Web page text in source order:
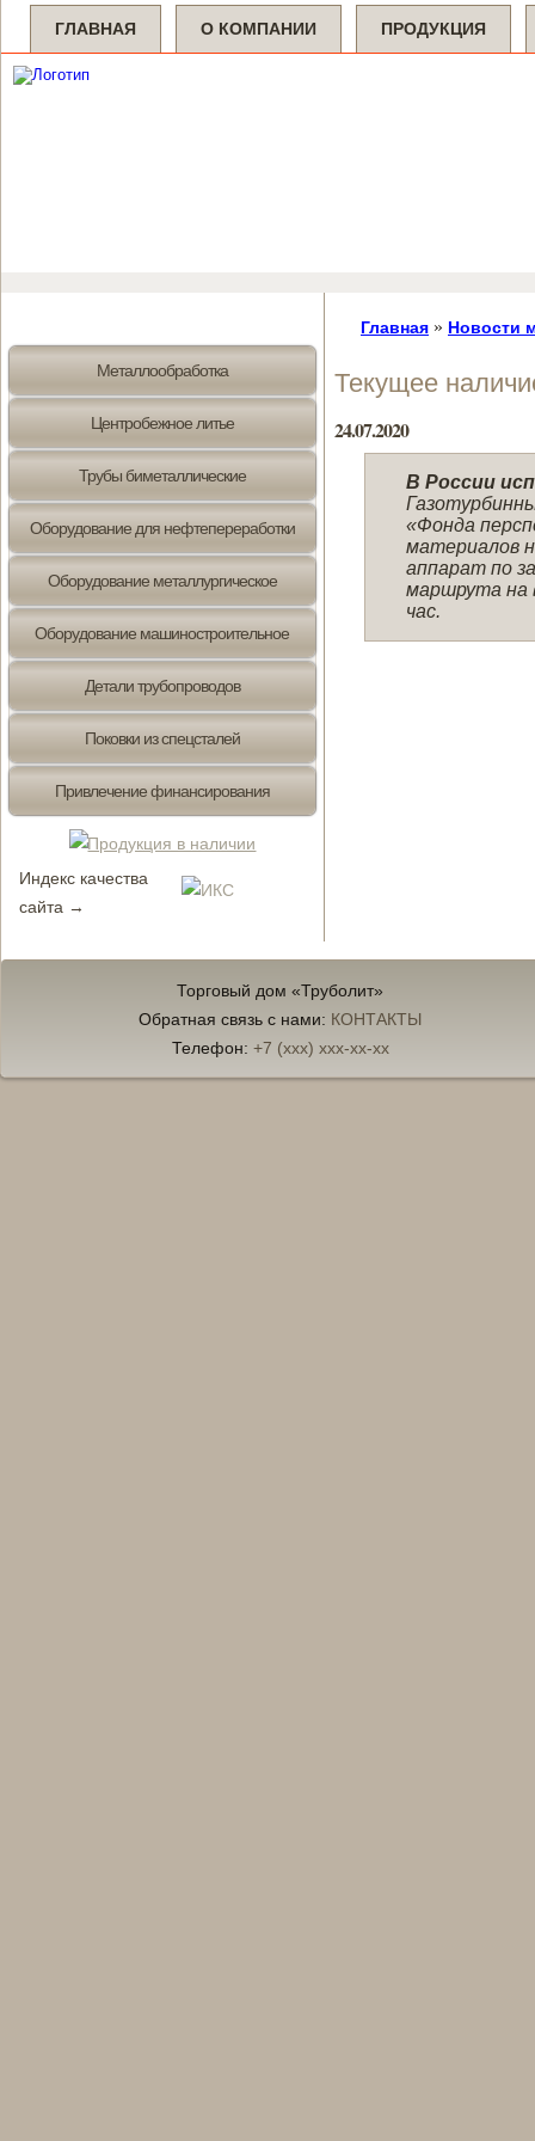
ГЛАВНАЯ О КОМПАНИИ ПРОДУКЦИЯ
Металлообработка
Центробежное литье
Трубы биметаллические
Оборудование для нефтепереработки
Оборудование металлургическое
Оборудование машиностроительное
Детали трубопроводов
Поковки из спецсталей
Привлечение финансирования
Индекс качества
сайта →
Главная » Новости
Текущее
24.07.2020
В России
«Фонда
материалов
аппарат по
маршрута на
час.
Торговый дом «Труболит»
Обратная связь с нами: КОНТАКТЫ
Телефон: +7 (xxx) xxx-xx-xx